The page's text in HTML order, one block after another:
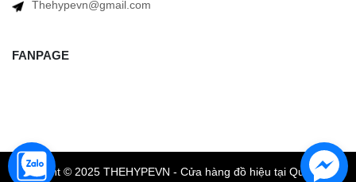
Thehypevn@gmail.com
FANPAGE
Copyright © 2025 THEHYPEVN - Cửa hàng đồ hiệu tại Quận 1 TP